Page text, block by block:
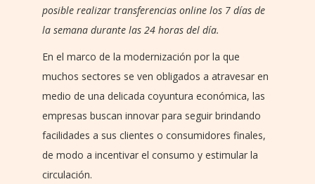
posible realizar transferencias online los 7 días de
la semana durante las 24 horas del día.
En el marco de la modernización por la que
muchos sectores se ven obligados a atravesar en
medio de una delicada coyuntura económica, las
empresas buscan innovar para seguir brindando
facilidades a sus clientes o consumidores finales,
de modo a incentivar el consumo y estimular la
circulación.